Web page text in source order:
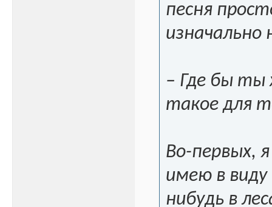
песня
изначально
– Где бы ты
такое для
Во-первых,
имею в
нибудь в